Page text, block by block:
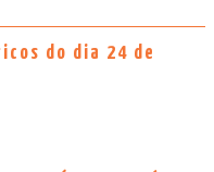
do dia 24 de